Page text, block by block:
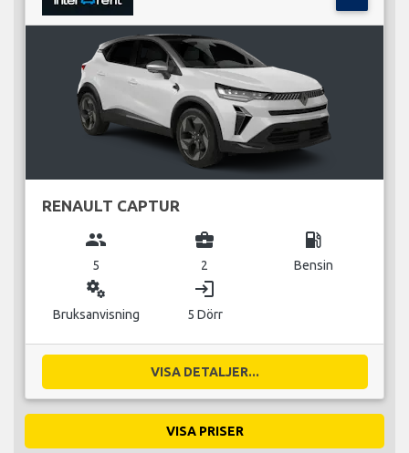
RENAULT CAPTUR
group
5
business_center
2
local_gas_station
Bensin
miscellaneous_services
Bruksanvisning
login
5 Dörr
VISA DETALJER...
VISA PRISER